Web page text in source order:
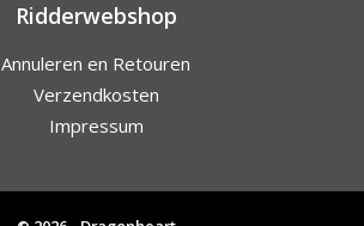
Ridderwebshop
Annuleren en Retouren
Verzendkosten
Impressum